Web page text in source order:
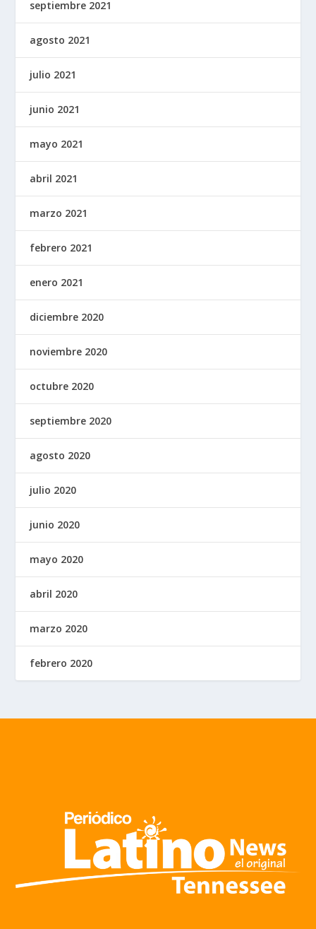
septiembre 2021
agosto 2021
julio 2021
junio 2021
mayo 2021
abril 2021
marzo 2021
febrero 2021
enero 2021
diciembre 2020
noviembre 2020
octubre 2020
septiembre 2020
agosto 2020
julio 2020
junio 2020
mayo 2020
abril 2020
marzo 2020
febrero 2020